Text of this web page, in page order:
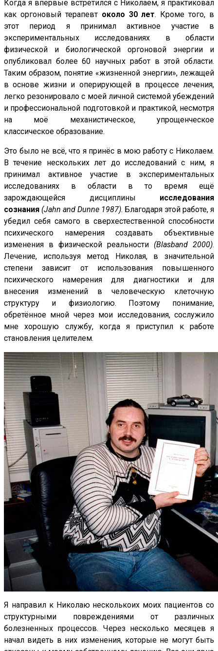
Когда я впервые встретился с Николаем, я практиковал
как оргоновый терапевт около 30 лет. Кроме того, в
этот период я принимал активное участие в
экспериментальных исследованиях в области
физической и биологической оргоновой энергии и
опубликовал более 60 научных работ в этой области.
Таким образом, понятие «жизненной энергии», лежащей
в основе жизни и оперирующей в процессе лечения,
легко резонировало с моей личной системой убеждений
и профессиональной подготовкой и практикой, несмотря
на моё механистическое, упрощенческое
классическое образование.
Это было не всё, что я принёс в мою работу с Николаем.
В течение нескольких лет до исследований с ним, я
принимал активное участие в экспериментальных
исследованиях в области в то время ещё
зарождающейся дисциплины исследования
сознания (Jahn and Dunne 1987). Благодаря этой работе, я
убедил себя самого в сверхестественной способности
психического намерения создавать объективные
изменения в физической реальности (Blasband 2000).
Лечение, используя метод Николая, в значительной
степени зависит от использования повышенного
психического намерения для диагностики и для
внесения изменений в человеческую клеточную
структуру и физиологию. Поэтому понимание,
обретённое мной через мои исследования, сослужило
мне хорошую службу, когда я приступил к работе
становления целителем.
Я направил к Николаю несколькоих моих пациентов со
структурными повреждениями от различных
болезненных процессов. Через несколько месяцев я
начал видеть в них изменения, которые не могут быть